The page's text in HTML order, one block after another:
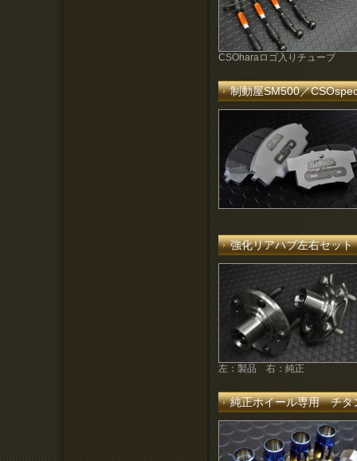
CSOharaロゴ入りチューブ
制動屋SM500／
強化リアハブ左右セッ
左：製品 右：純正
純正ホイール専用 チタ